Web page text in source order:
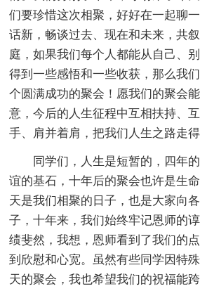
们要珍惜这次相聚，好好在一起聊
话新，畅谈过去、现在和未来，共
庭，如果我们每个人都能从自己、
得到一些感悟和一些收获，那么我
个圆满成功的聚会！愿我们的聚会
意，今后的人生征程中互相扶持、
手、肩并着肩，把我们人生之路走
同学们，人生是短暂的，四年
谊的基石，十年后的聚会也许是生
天是我们相聚的日子，也是大家向
子，十年来，我们始终牢记恩师的
绩斐然，我想，恩师看到了我们的
到欣慰和心宽。虽然有些同学因特
天的聚会，我也希望我们的祝福能